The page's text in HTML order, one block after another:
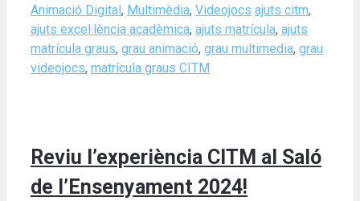
Categories
Animació Digital, Multimèdia, Videojocs Tags
ajuts citm,
ajuts excel·lència acadèmica, ajuts matrícula, ajuts
matrícula graus, grau animació, grau multimedia, grau
videojocs, matrícula graus CITM
Reviu l’experiència CITM al Saló
de l’Ensenyament 2024!